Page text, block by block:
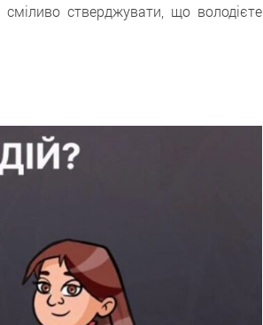
стверджувати, що володієте